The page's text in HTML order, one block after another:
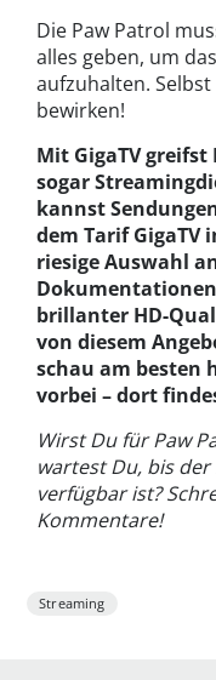
Die Paw Patrol
alles geben, um
aufzuhalten.
bewirken!
Mit GigaTV greifst
sogar
kannst
dem Tarif
riesige Auswahl
brillanter HD-
von diesem
schau am besten
vorbei – dort
Wirst Du für Paw
wartest Du, bis
verfügbar ist?
Kommentare!
Streaming